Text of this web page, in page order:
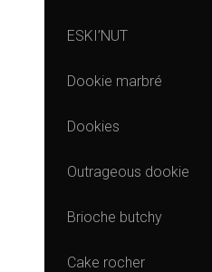
ESKI’NUT
Dookie marbré
Dookies
Outrageous dookie
Brioche butchy
Cake rocher